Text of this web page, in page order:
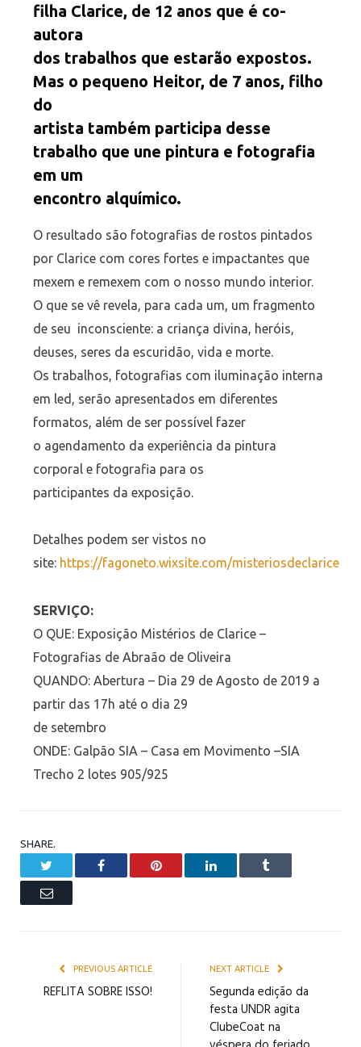
filha Clarice, de 12 anos que é co-
autora
dos trabalhos que estarão expostos.
Mas o pequeno Heitor, de 7 anos, filho
do
artista também participa desse
trabalho que une pintura e fotografia
em um
encontro alquímico.
O resultado são fotografias de rostos pintados
por Clarice com cores fortes e impactantes que
mexem e remexem com o nosso mundo interior.
O que se vê revela, para cada um, um fragmento
de seu inconsciente: a criança divina, heróis,
deuses, seres da escuridão, vida e morte.
Os trabalhos, fotografias com iluminação interna
em led, serão apresentados em diferentes
formatos, além de ser possível fazer
o agendamento da experiência da pintura
corporal e fotografia para os
participantes da exposição.
Detalhes podem ser vistos no
site: https://fagoneto.wixsite.com/misteriosdeclarice
SERVIÇO:
O QUE: Exposição Mistérios de Clarice –
Fotografias de Abraão de Oliveira
QUANDO: Abertura – Dia 29 de Agosto de 2019 a
partir das 17h até o dia 29
de setembro
ONDE: Galpão SIA – Casa em Movimento –SIA
Trecho 2 lotes 905/925
SHARE.
Facebook Pinterest LinkedIn Tumblr
Email
PREVIOUS ARTICLE
REFLITA SOBRE ISSO!
NEXT ARTICLE
Segunda edição da
festa UNDR agita
ClubeCoat na